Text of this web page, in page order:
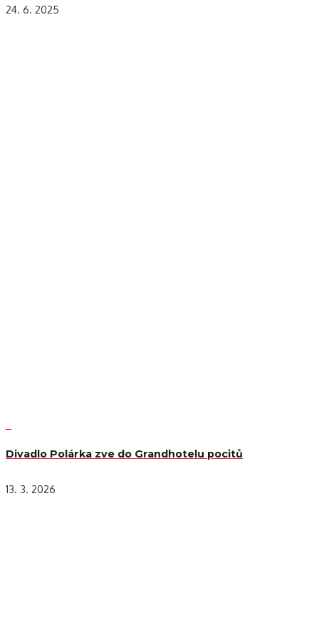
24. 6. 2025
Divadlo Polárka zve do Grandhotelu pocitů
13. 3. 2026